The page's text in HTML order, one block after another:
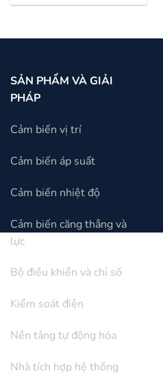
SẢN PHẨM VÀ GIẢI
PHÁP
Cảm biến vị trí
Cảm biến áp suất
Cảm biến nhiệt độ
Cảm biến căng thẳng và
lực
Bộ điều khiển và chỉ số
Kiểm soát điện
Nền tảng tự động hóa
Nhà tích hợp hệ thống